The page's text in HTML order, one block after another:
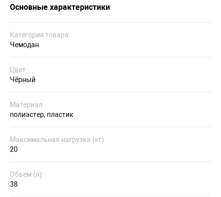
Основные характеристики
Категория товара
Чемодан
Цвет
Чёрный
Материал
полиэстер, пластик
Максимальная нагрузка (кг)
20
Объем (л)
38